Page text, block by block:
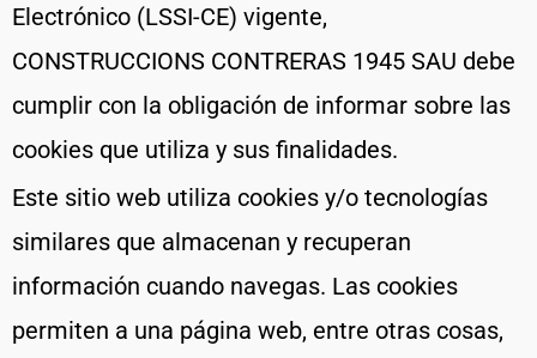
Electrónico (LSSI-CE) vigente,
CONSTRUCCIONS CONTRERAS 1945 SAU debe
cumplir con la obligación de informar sobre las
cookies que utiliza y sus finalidades.
Este sitio web utiliza cookies y/o tecnologías
similares que almacenan y recuperan
información cuando navegas. Las cookies
permiten a una página web, entre otras cosas,